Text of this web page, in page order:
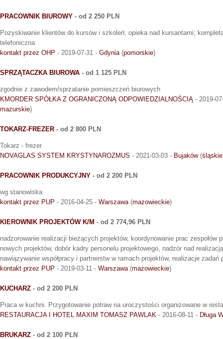
PRACOWNIK BIUROWY - od 2 250 PLN
Pozyskiwanie klientów do kursów i szkoleń; opieka nad kursantami;
telefoniczna
kontakt przez OHP - 2019-07-31 - Gdynia (pomorskie)
SPRZĄTACZKA BIUROWA - od 1 125 PLN
zgodnie z zawodem/sprzatanie pomieszczeń biurowych
KMORDER SPÓŁKA Z OGRANICZONĄ ODPOWIEDZIALNOŚCIĄ - 2019-
mazurskie)
TOKARZ-FREZER - od 2 800 PLN
Tokarz - frezer
NOVAGLAS SYSTEM KRYSTYNAROZMUS - 2021-03-03 - Bujaków(śląskie
PRACOWNIK PRODUKCYJNY - od 2 200 PLN
wg stanowiska
kontakt przez PUP - 2016-04-25 - Warszawa (mazowieckie)
KIEROWNIK PROJEKTÓW K/M - od 2 774,96 PLN
nadzorowanie realizacji bieżących projektów, koordynowanie prac zespołów
nowych projektów, dobór kadry personelu projektowego, nadzór nad
nawiązywanie współpracy i partnerstw w ramach projektów, realizacje zadań
kontakt przez PUP - 2019-03-11 - Warszawa (mazowieckie)
KUCHARZ - od 2 200 PLN
Praca w kuchni. Przygotowanie potraw na uroczystości organizowane w
RESTAURACJA I HOTEL MAXIM TOMASZ PAWLAK - 2016-08-11 - Długa
BRUKARZ - od 2 100 PLN